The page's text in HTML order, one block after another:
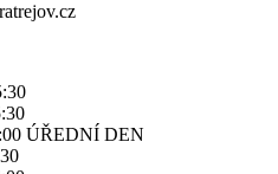
ÚŘEDNÍ DEN